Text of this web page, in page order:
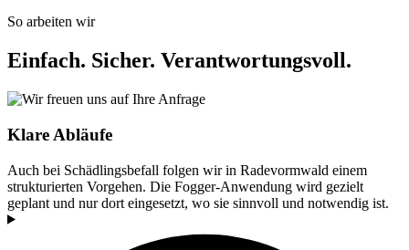
So arbeiten wir
Einfach. Sicher. Verantwortungsvoll.
Klare Abläufe
Auch bei Schädlingsbefall folgen wir in Radevormwald einem
strukturierten Vorgehen. Die Fogger-Anwendung wird gezielt
geplant und nur dort eingesetzt, wo sie sinnvoll und notwendig ist.